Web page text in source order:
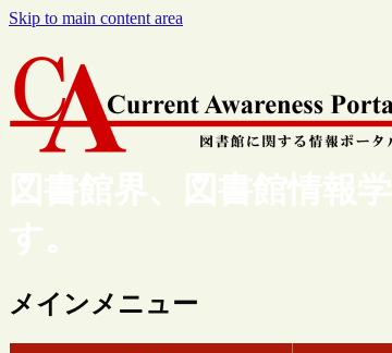
Skip to main content area
図書館界、図書館情報
す。
メインメニュー